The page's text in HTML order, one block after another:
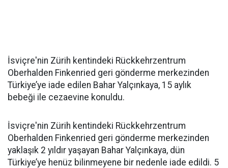
İsviçre'nin Zürih kentindeki Rückkehrzentrum
Oberhalden Finkenried geri gönderme merkezinden
Türkiye’ye iade edilen Bahar Yalçınkaya, 15 aylık
bebeği ile cezaevine konuldu.
İsviçre'nin Zürih kentindeki Rückkehrzentrum
Oberhalden Finkenried geri gönderme merkezinden
yaklaşık 2 yıldır yaşayan Bahar Yalçınkaya, dün
Türkiye’ye henüz bilinmeyene bir nedenle iade edildi. 5